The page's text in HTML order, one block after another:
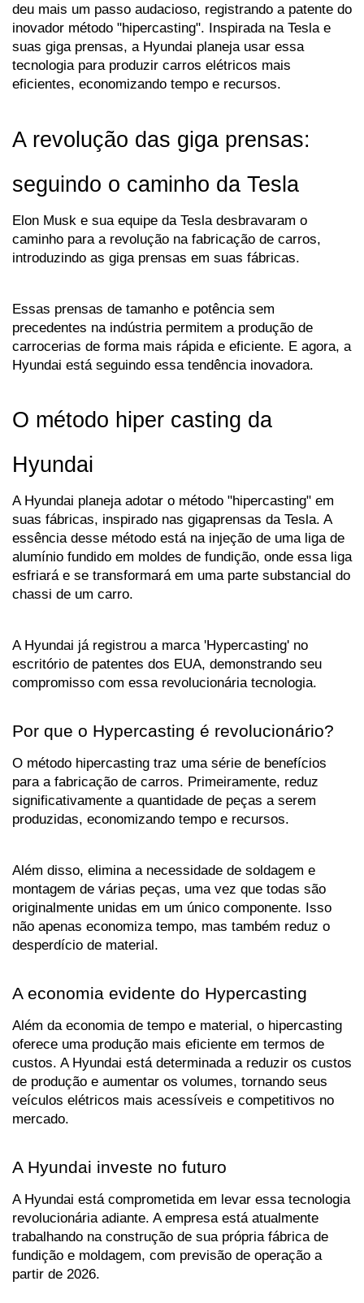
deu mais um passo audacioso, registrando a patente do
inovador método "hipercasting". Inspirada na Tesla e
suas giga prensas, a Hyundai planeja usar essa
tecnologia para produzir carros elétricos mais
eficientes, economizando tempo e recursos.
A revolução das giga prensas:
seguindo o caminho da Tesla
Elon Musk e sua equipe da Tesla desbravaram o
caminho para a revolução na fabricação de carros,
introduzindo as giga prensas em suas fábricas.
Essas prensas de tamanho e potência sem
precedentes na indústria permitem a produção de
carrocerias de forma mais rápida e eficiente. E agora, a
Hyundai está seguindo essa tendência inovadora.
O método hiper casting da
Hyundai
A Hyundai planeja adotar o método "hipercasting" em
suas fábricas, inspirado nas gigaprensas da Tesla. A
essência desse método está na injeção de uma liga de
alumínio fundido em moldes de fundição, onde essa liga
esfriará e se transformará em uma parte substancial do
chassi de um carro.
A Hyundai já registrou a marca 'Hypercasting' no
escritório de patentes dos EUA, demonstrando seu
compromisso com essa revolucionária tecnologia.
Por que o Hypercasting é revolucionário?
O método hipercasting traz uma série de benefícios
para a fabricação de carros. Primeiramente, reduz
significativamente a quantidade de peças a serem
produzidas, economizando tempo e recursos.
Além disso, elimina a necessidade de soldagem e
montagem de várias peças, uma vez que todas são
originalmente unidas em um único componente. Isso
não apenas economiza tempo, mas também reduz o
desperdício de material.
A economia evidente do Hypercasting
Além da economia de tempo e material, o hipercasting
oferece uma produção mais eficiente em termos de
custos. A Hyundai está determinada a reduzir os custos
de produção e aumentar os volumes, tornando seus
veículos elétricos mais acessíveis e competitivos no
mercado.
A Hyundai investe no futuro
A Hyundai está comprometida em levar essa tecnologia
revolucionária adiante. A empresa está atualmente
trabalhando na construção de sua própria fábrica de
fundição e moldagem, com previsão de operação a
partir de 2026.